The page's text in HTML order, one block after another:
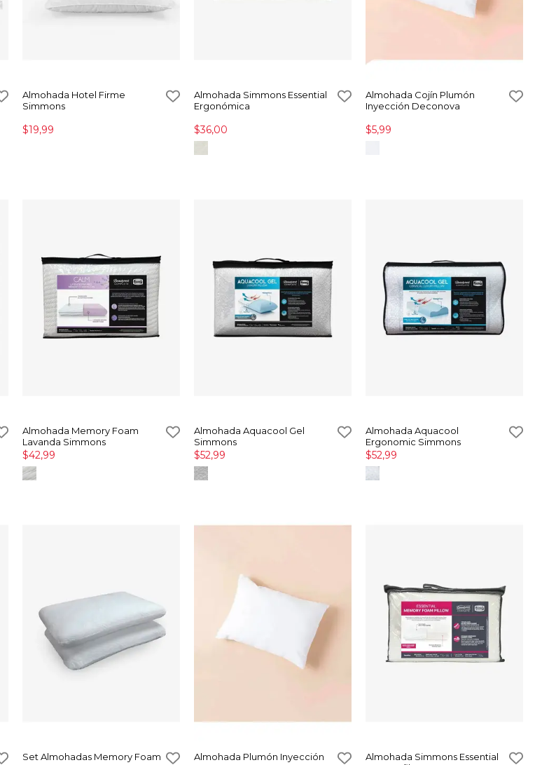
Almohada Hotel Firme
Simmons
$19,99
Almohada Simmons Essential
Ergonómica
$36,00
Almohada Cojín Plumón
Inyección Deconova
$5,99
Almohada Memory Foam
Lavanda Simmons
$42,99
Almohada Aquacool Gel
Simmons
$52,99
Almohada Aquacool
Ergonomic Simmons
$52,99
Set Almohadas Memory Foam
Almohada Plumón Inyección
Almohada Simmons Essential